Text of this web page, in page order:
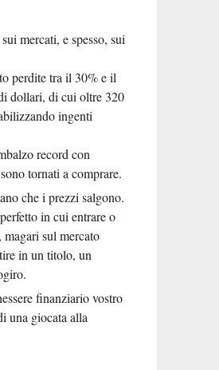
mercati, e spesso, sui
perdite tra il 30% e il
dollari, di cui oltre 320
ingenti
record con
tornati a comprare.
che i prezzi salgono.
in cui entrare o
sul mercato
in un titolo, un
finanziario vostro
una giocata alla